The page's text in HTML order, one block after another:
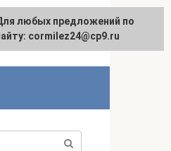
любых предложений по
cormilez24@cp9.ru